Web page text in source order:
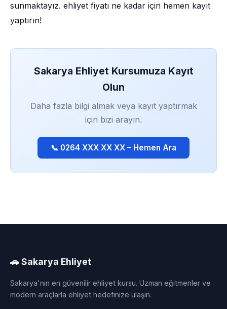
sunmaktayız. ehliyet fiyatı ne kadar için hemen kayıt
yaptırın!
Sakarya Ehliyet Kursumuza Kayıt
Olun
Daha fazla bilgi almak veya kayıt yaptırmak
için bizi arayın.
📞 0264 XXX XX XX – Hemen Ara
🚗 Sakarya Ehliyet
Sakarya'nın en güvenilir ehliyet kursu. Uzman eğitmenler ve
modern araçlarla ehliyet hedefinize ulaşın.